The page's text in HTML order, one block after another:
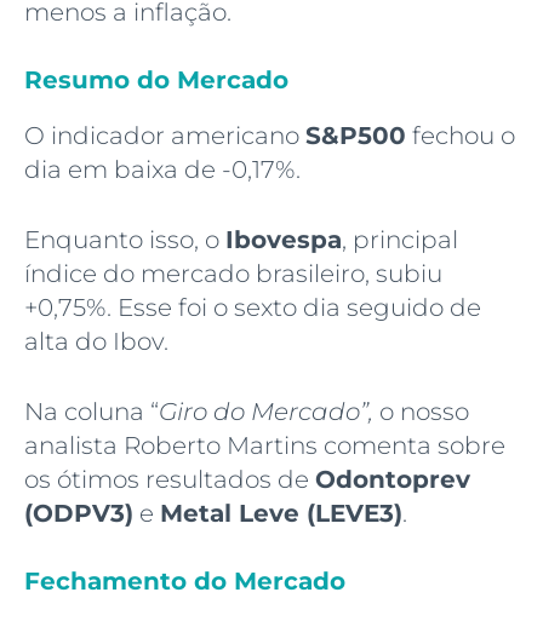
menos a inflação.
Resumo do Mercado
O indicador americano S&P500 fechou o
dia em baixa de -0,17%.
Enquanto isso, o Ibovespa, principal
índice do mercado brasileiro, subiu
+0,75%. Esse foi o sexto dia seguido de
alta do Ibov.
Na coluna “Giro do Mercado”, o nosso
analista Roberto Martins comenta sobre
os ótimos resultados de Odontoprev
(ODPV3) e Metal Leve (LEVE3).
Fechamento do Mercado